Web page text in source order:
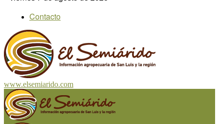
Contacto
www.elsemiarido.com